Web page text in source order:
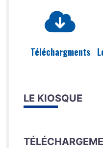
Téléchargments
LE KIOSQUE